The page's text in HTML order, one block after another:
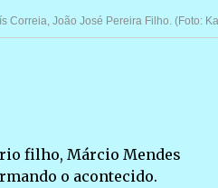
Correia, João José Pereira Filho. (Foto:
filho, Márcio Mendes
o acontecido.